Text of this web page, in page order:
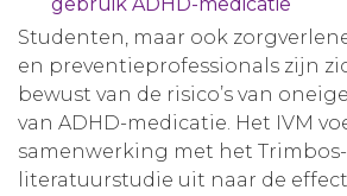
Studenten, maar ook
en preventieprofessionals zijn
bewust van de risico’s van
van ADHD-medicatie. Het IVM
samenwerking met het
literatuurstudie uit naar de